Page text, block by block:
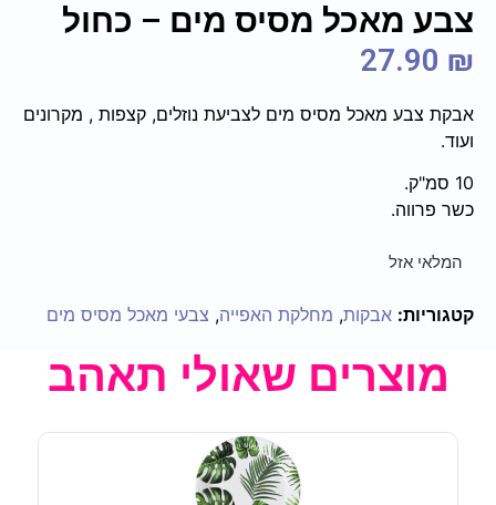
צבע מאכל מסיס מים – כחול
27.90 ₪
אבקת צבע מאכל מסיס מים לצביעת נוזלים, קצפות , מקרונים
ועוד.
10 סמ"ק.
כשר פרווה.
המלאי אזל
קטגוריות: אבקות, מחלקת האפייה, צבעי מאכל מסיס מים
מוצרים שאולי תאהב